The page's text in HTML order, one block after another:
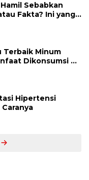
Sebabkan
Fakta? Ini yang
Terbaik Minum
Dikonsumsi di
Hipertensi